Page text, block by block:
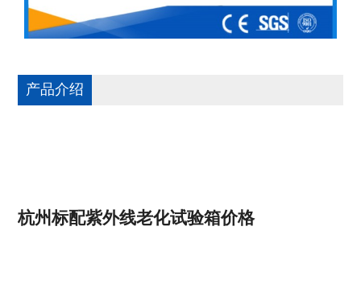
产品介绍
杭州标配紫外线老化试验箱价格